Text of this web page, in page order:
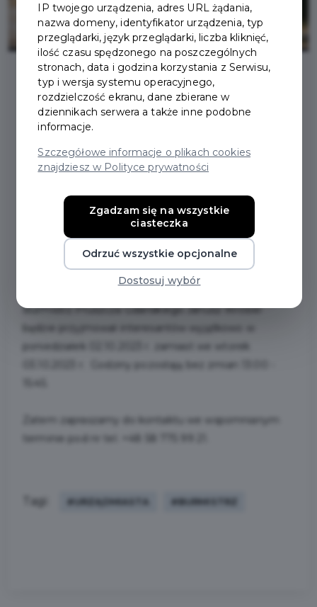
2023-09-25
ZMIANA DATY PRZYJĘĆ
INTERESANTÓW PRZEZ
BURMISTRZA PRUSZCZA
GDAŃSKIEGO
PAŹDZIERNIK 2023 R.
Burmistrz Pruszcza Gdańskiego Janusz Wróbel
03.10.2023 r. Godziny pozostają bez zmian 13:00 -
Zatem zapraszamy do kontaktu we wspomnianym
Tagi: #URZĄDMIASTA #BURMISTRZ
IP twojego urządzenia, adres URL żądania,
nazwa domeny, identyfikator urządzenia, typ
przeglądarki, język przeglądarki, liczba kliknięć,
ilość czasu spędzonego na poszczególnych
stronach, data i godzina korzystania z Serwisu,
typ i wersja systemu operacyjnego,
rozdzielczość ekranu, dane zbierane w
dziennikach serwera a także inne podobne
informacje.
Szczegółowe informacje o plikach cookies
znajdziesz w Polityce prywatności
Zgadzam się na wszystkie
ciasteczka
Odrzuć wszystkie opcjonalne
Dostosuj wybór